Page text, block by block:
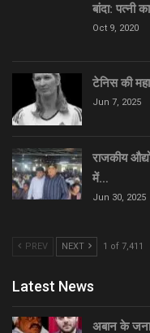
बांदा: पत्नी
Oct 9, 2020
टेनिस की
Jun 7, 2025
राजकीय
में…
Jun 30, 2025
PREV NEXT 1 of 7,411
Latest News
अबान के